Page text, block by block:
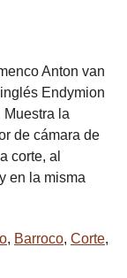
Anton van
Endymion
Muestra la
de cámara de
corte, al
en la misma
, Barroco, Corte,